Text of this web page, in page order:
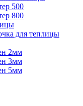
500
800
для теплицы
2мм
3мм
5мм